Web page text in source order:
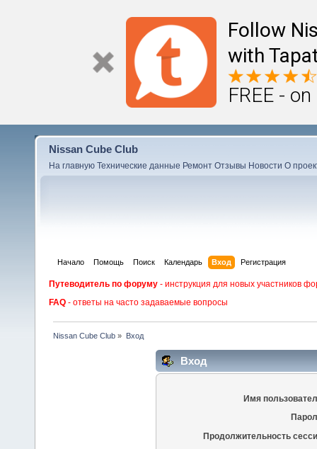
Follow
with
FREE -
Nissan Cube Club
На главную Технические данные Ремонт Отзывы Новости О
Начало Помощь Поиск Календарь Вход Регистрация
Путеводитель по форуму - инструкция для новых участников
FAQ - ответы на часто задаваемые вопросы
Nissan Cube Club » Вход
Вход
Имя
Продолжительность